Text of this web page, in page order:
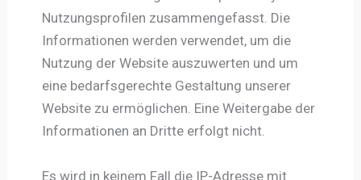
Nutzungsprofilen zusammengefasst. Die
Informationen werden verwendet, um die
Nutzung der Website auszuwerten und um
eine bedarfsgerechte Gestaltung unserer
Website zu ermöglichen. Eine Weitergabe der
Informationen an Dritte erfolgt nicht.
Es wird in keinem Fall die IP-Adresse mit